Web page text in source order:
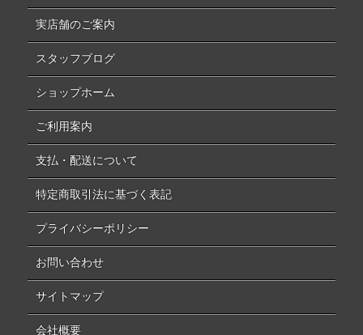
実店舗のご案内
スタッフブログ
ショップホーム
ご利用案内
支払・配送について
特定商取引法に基づく表記
プライバシーポリシー
お問い合わせ
サイトマップ
会社概要